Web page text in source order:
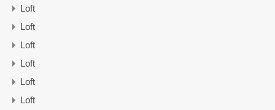
Loft
Loft
Loft
Loft
Loft
Loft